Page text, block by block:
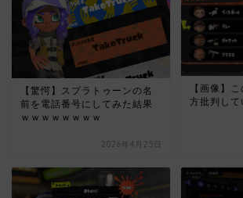
【驚愕】スプラトゥーンの名
前を電話番号にしてみた結果
ｗｗｗｗｗｗｗｗ
2026年4月25日
【画像】
方批判して